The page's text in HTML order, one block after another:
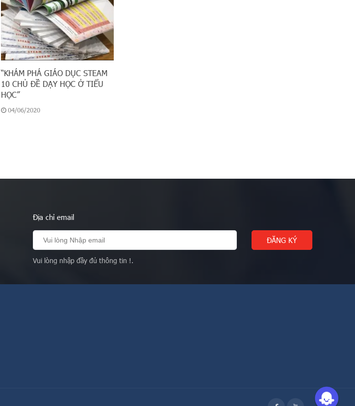
“KHÁM PHÁ GIÁO DỤC STEAM
10 CHỦ ĐỀ DẠY HỌC Ở TIỂU
HỌC”
04/06/2020
Địa chỉ email
Vui lòng nhập đầy đủ thông tin !.